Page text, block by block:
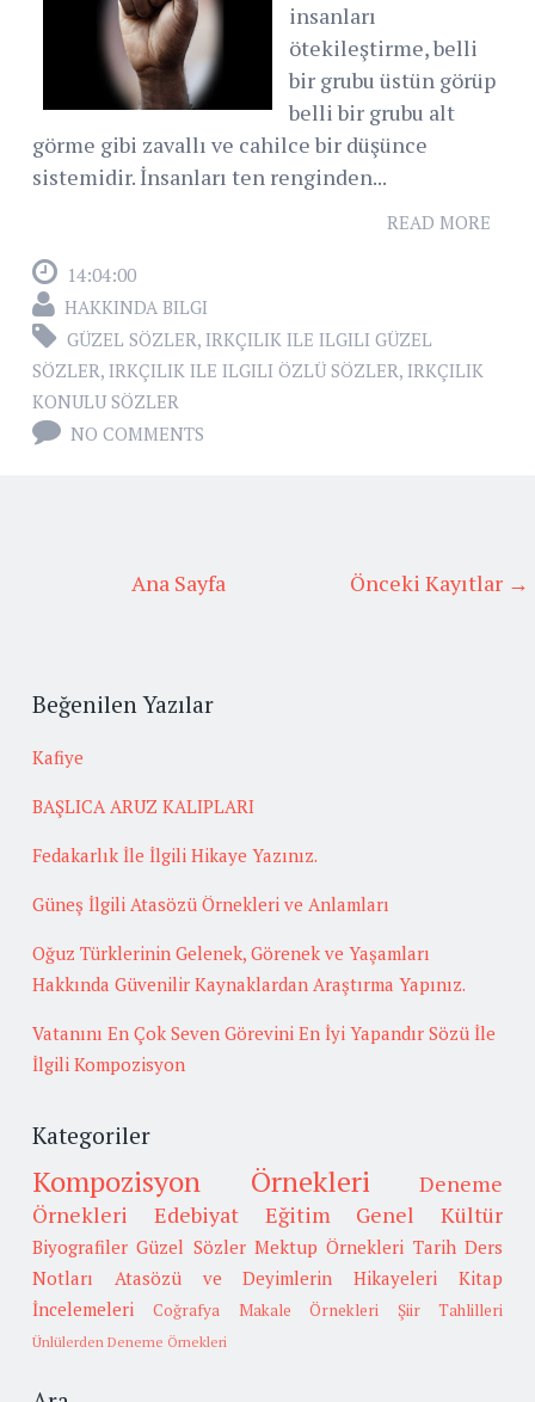
insanları
ötekileştirme, belli
bir grubu üstün görüp
belli bir grubu alt
görme gibi zavallı ve cahilce bir düşünce
sistemidir. İnsanları ten renginden...
READ MORE
14:04:00
HAKKINDA BILGI
GÜZEL SÖZLER, IRKÇILIK ILE ILGILI GÜZEL
SÖZLER, IRKÇILIK ILE ILGILI ÖZLÜ SÖZLER, IRKÇILIK
KONULU SÖZLER
NO COMMENTS
Önceki Kayıtlar →
Ana Sayfa
Beğenilen Yazılar
Kafiye
BAŞLICA ARUZ KALIPLARI
Fedakarlık İle İlgili Hikaye Yazınız.
Güneş İlgili Atasözü Örnekleri ve Anlamları
Oğuz Türklerinin Gelenek, Görenek ve Yaşamları
Hakkında Güvenilir Kaynaklardan Araştırma Yapınız.
Vatanını En Çok Seven Görevini En İyi Yapandır Sözü İle
İlgili Kompozisyon
Kategoriler
Kompozisyon Örnekleri
Deneme
Örnekleri
Edebiyat Eğitim Genel Kültür
Biyografiler Güzel Sözler Mektup Örnekleri Tarih Ders
Notları
Atasözü ve Deyimlerin Hikayeleri
Kitap
İncelemeleri
Coğrafya Makale Örnekleri Şiir Tahlilleri
Ünlülerden Deneme Örnekleri